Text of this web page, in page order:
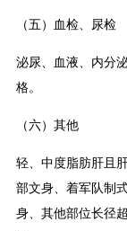
（五）血检、尿检
泌尿、血液、内分
格。
（六）其他
轻、中度脂肪肝且
部文身、着军队制
身、其他部位长径